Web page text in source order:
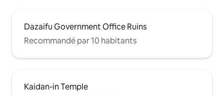
Dazaifu Government Office Ruins
Recommandé par 10 habitants
Kaidan-in Temple